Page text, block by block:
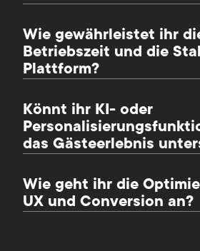
Wie gewährleistet ihr
Betriebszeit und die
Plattform?
Könnt ihr KI- oder
das Gästeerlebnis
Wie geht ihr die
UX und Conversion an?